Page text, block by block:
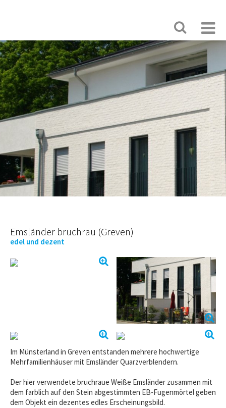
Emsländer bruchrau (Greven)
edel und dezent
Im Münsterland in Greven entstanden mehrere hochwertige
Mehrfamilienhäuser mit Emsländer Quarzverblendern.
Der hier verwendete bruchraue Weiße Emsländer zusammen mit
dem farblich auf den Stein abgestimmten EB-Fugenmörtel geben
dem Objekt ein dezentes edles Erscheinungsbild.